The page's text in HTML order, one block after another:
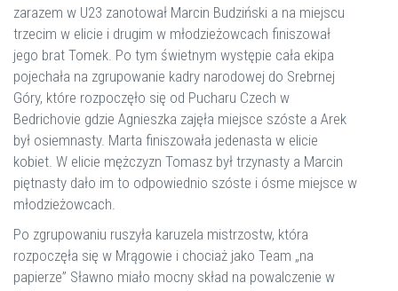
zarazem w U23 zanotował Marcin Budziński a na miejscu
trzecim w elicie i drugim w młodzieżowcach finiszował
jego brat Tomek. Po tym świetnym występie cała ekipa
pojechała na zgrupowanie kadry narodowej do Srebrnej
Góry, które rozpoczęło się od Pucharu Czech w
Bedrichovie gdzie Agnieszka zajęła miejsce szóste a Arek
był osiemnasty. Marta finiszowała jedenasta w elicie
kobiet. W elicie mężczyzn Tomasz był trzynasty a Marcin
piętnasty dało im to odpowiednio szóste i ósme miejsce w
młodzieżowcach.
Po zgrupowaniu ruszyła karuzela mistrzostw, która
rozpoczęła się w Mrągowie i chociaż jako Team „na
papierze” Sławno miało mocny skład na powalczenie w